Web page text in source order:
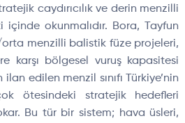
caydırıcılık ve derin menzilli
içinde okunmalıdır. Bora, Tayfun
menzilli balistik füze projeleri,
karşı bölgesel vuruş kapasitesi
ilan edilen menzil sınıfı Türkiye’nin
ötesindeki stratejik hedefleri
Bu tür bir sistem; hava üsleri,